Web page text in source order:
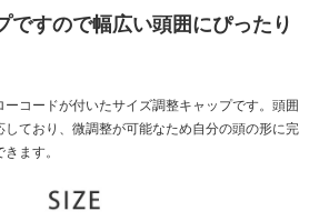
ですので幅広い頭囲にぴったり
コードが付いたサイズ調整キャップです。頭囲
ており、微調整が可能なため自分の頭の形に完
ます。